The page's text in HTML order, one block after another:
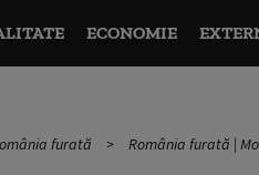
ECONOMIE
furată România furată |